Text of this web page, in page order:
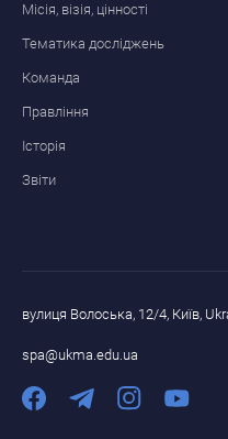
Місія, візія, цінності
Тематика досліджень
Команда
Правління
Історія
Звіти
вулиця Волоська, 12/4, Київ,
spa@ukma.edu.ua